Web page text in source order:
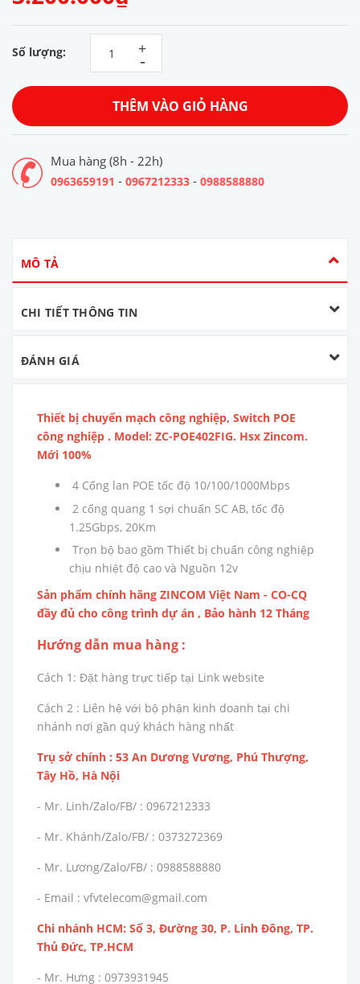
Số lượng: -
+
THÊM VÀO GIỎ HÀNG
Mua hàng (8h - 22h)
0963659191 - 0967212333 - 0988588880
MÔ TẢ
CHI TIẾT THÔNG TIN
ĐÁNH GIÁ
Thiết bị chuyển mạch công nghiệp, Switch POE
công nghiệp . Model: ZC-POE402FIG. Hsx Zincom.
Mới 100%
4 Cổng lan POE tốc độ 10/100/1000Mbps
2 cổng quang 1 sợi chuẩn SC AB, tốc độ
1.25Gbps, 20Km
Trọn bộ bao gồm Thiết bị chuẩn công nghiệp
chịu nhiệt độ cao và Nguồn 12v
Sản phẩm chính hãng ZINCOM Việt Nam - CO-CQ
đầy đủ cho công trình dự án , Bảo hành 12 Tháng
Hướng dẫn mua hàng :
Cách 1: Đặt hàng trực tiếp tại Link website
Cách 2 : Liên hệ với bộ phận kinh doanh tại chi
nhánh nơi gần quý khách hàng nhất
Trụ sở chính : 53 An Dương Vương, Phú Thượng,
Tây Hồ, Hà Nội
- Mr. Linh/Zalo/FB/ : 0967212333
- Mr. Khánh/Zalo/FB/ : 0373272369
- Mr. Lương/Zalo/FB/ : 0988588880
- Email : vfvtelecom@gmail.com
Chi nhánh HCM: Số 3, Đường 30, P. Linh Đông, TP.
Thủ Đức, TP.HCM
- Mr. Hưng : 0973931945